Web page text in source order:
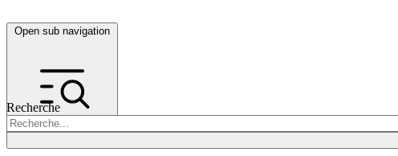
Open sub navigation
Recherche